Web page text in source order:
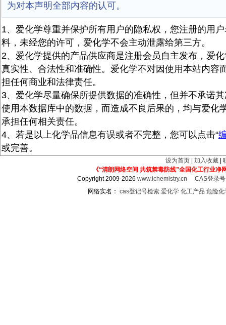
为对本声明全部内容的认可。
1、爱化学尊重并保护所有用户的隐私权，您注册的用
料，未经您的许可，爱化学不会主动泄露给第三方。
2、爱化学提供的产品供应商是注册会员自主发布，爱
真实性、合法性和准确性。爱化学不对因使用本站内容
担任何商业和法律责任。
3、爱化学尽量确保所提供数据的准确性，但并不承诺
使用本数据库中的数据，而造成不良后果的，均与爱化
承担任何相关责任。
4、若是以上化学品信息有误或者不完整，您可以点击“
或完善。
设为首页 加入收藏
《“清朗网络空间 共筑禁毒防线”全国化工行业净
Copyright 2009-2026www.ichemistry.cn
CAS登录
网络实名： cas登记号检索 爱化学 化工产品 危险化